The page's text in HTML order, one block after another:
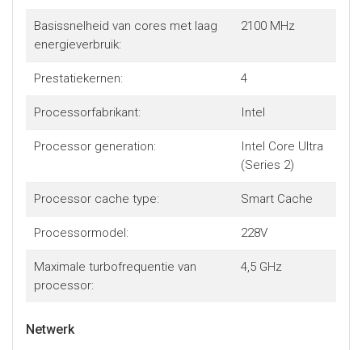
Basissnelheid van cores met laag
energieverbruik:
2100 MHz
Prestatiekernen: 4
Processorfabrikant: Intel
Processor generation:
Intel Core Ultra
(Series 2)
Processor cache type: Smart Cache
Processormodel: 228V
Maximale turbofrequentie van
processor:
4,5 GHz
Netwerk